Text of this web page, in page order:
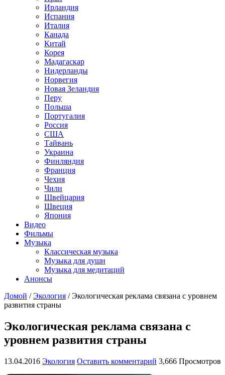
Ирландия
Испания
Италия
Канада
Китай
Корея
Мадагаскар
Нидерланды
Норвегия
Новая Зеландия
Перу
Польша
Португалия
Россия
США
Тайвань
Украина
Финляндия
Франция
Чехия
Чили
Швейцария
Швеция
Япония
Видео
Фильмы
Музыка
Классическая музыка
Музыка для души
Музыка для медитаций
Анонсы
Домой / Экология / Экологическая реклама связана с уровнем
развития страны
Экологическая реклама связана с
уровнем развития страны
13.04.2016 Экология Оставить комментарий 3,666 Просмотров